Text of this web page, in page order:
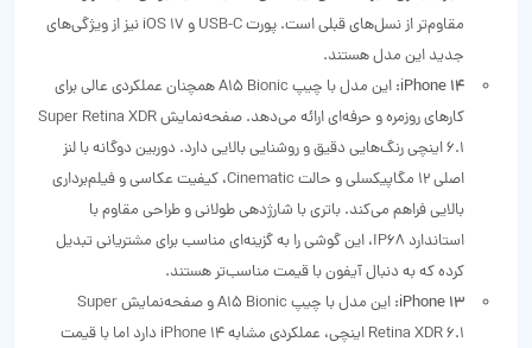
مقاوم‌تر از نسل‌های قبلی است. پورت USB-C و iOS 17 نیز از ویژگی‌های
جدید این مدل هستند.
iPhone 14:
این مدل با چیپ A15 Bionic همچنان عملکردی عالی برای
کارهای روزمره و حرفه‌ای ارائه می‌دهد. صفحه‌نمایش Super Retina XDR
6.1 اینچی رنگ‌هایی دقیق و روشنایی بالایی دارد. دوربین دوگانه با لنز
اصلی 12 مگاپیکسلی و حالت Cinematic، کیفیت عکاسی و فیلم‌برداری
بالایی فراهم می‌کند. باتری با شارژدهی طولانی و طراحی مقاوم با
استاندارد IP68، این گوشی را به گزینه‌ای مناسب برای مشتریانی تبدیل
کرده که به دنبال آیفون با قیمت مناسب‌تر هستند.
iPhone 13:
این مدل با چیپ A15 Bionic و صفحه‌نمایش Super
Retina XDR 6.1 اینچی، عملکردی مشابه iPhone 14 دارد اما با قیمت